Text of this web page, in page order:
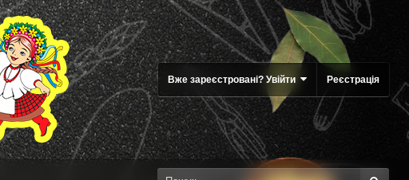
Вже зареєстровані? Увійти Реєстрація